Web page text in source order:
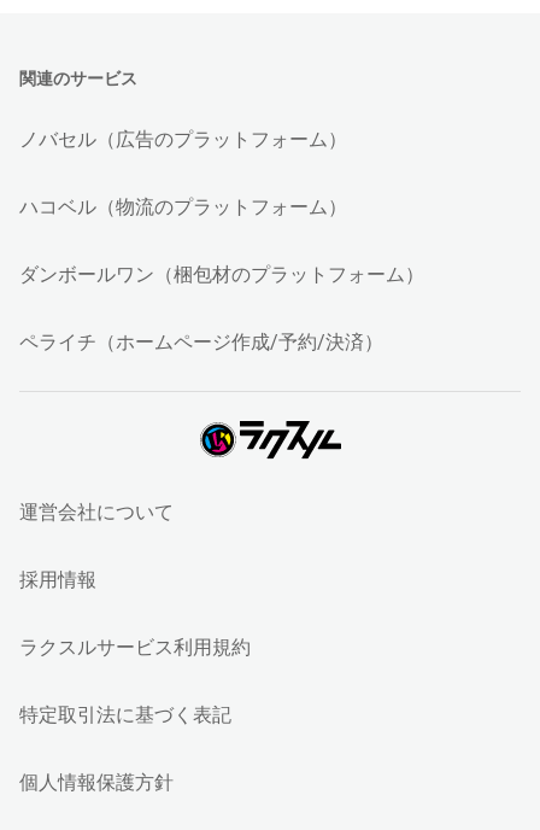
関連のサービス
ノバセル（広告のプラットフォーム）
ハコベル（物流のプラットフォーム）
ダンボールワン（梱包材のプラットフォーム）
ペライチ（ホームページ作成/予約/決済）
運営会社について
採用情報
ラクスルサービス利用規約
特定取引法に基づく表記
個人情報保護方針